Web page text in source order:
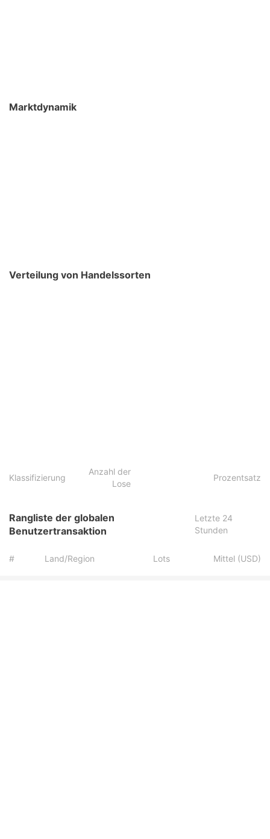
Marktdynamik
Verteilung von Handelssorten
Klassifizierung
Anzahl der
Lose
Prozentsatz
Rangliste der globalen
Benutzertransaktion
Letzte 24
Stunden
# Land/Region Lots Mittel (USD)